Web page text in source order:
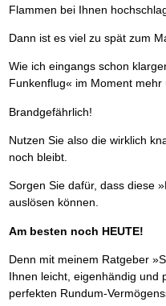
Flammen bei Ihnen
Dann ist es viel zu spät zum
Wie ich eingangs schon
Funkenflug« im Moment mehr
Brandgefährlich!
Nutzen Sie also die wirklich
noch bleibt.
Sorgen Sie dafür, dass diese
auslösen können.
Am besten noch HEUTE!
Denn mit meinem Ratgeber
Ihnen leicht, eigenhändig und
perfekten Rundum-